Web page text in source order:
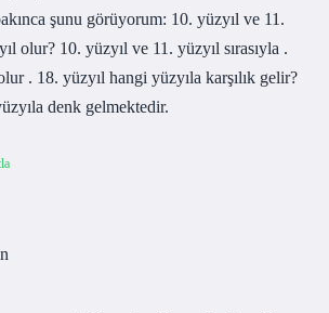
şunu görüyorum: 10. yüzyıl ve 11.
olur? 10. yüzyıl ve 11. yüzyıl sırasıyla .
. 18. yüzyıl hangi yüzyıla karşılık gelir?
denk gelmektedir.